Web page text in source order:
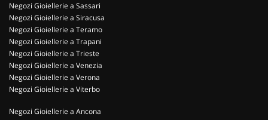
Negozi Gioiellerie a Sassari
Negozi Gioiellerie a Siracusa
Negozi Gioiellerie a Teramo
Negozi Gioiellerie a Trapani
Negozi Gioiellerie a Trieste
Negozi Gioiellerie a Venezia
Negozi Gioiellerie a Verona
Negozi Gioiellerie a Viterbo
Negozi Gioiellerie a Ancona